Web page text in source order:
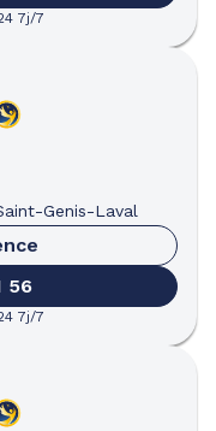
7j/7
Genis-Laval
56
7j/7